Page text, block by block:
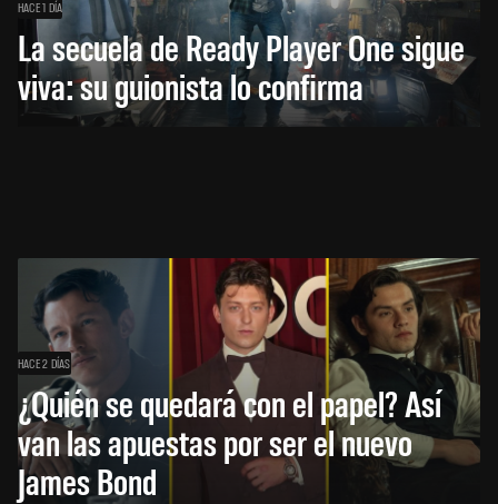
HACE 1 DÍA
La secuela de Ready Player One sigue
viva: su guionista lo confirma
HACE 2 DÍAS
¿Quién se quedará con el papel? Así
van las apuestas por ser el nuevo
James Bond